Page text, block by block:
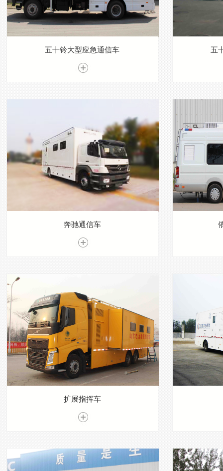
五十铃大型应急通信车 五
奔驰通信车
扩展指挥车